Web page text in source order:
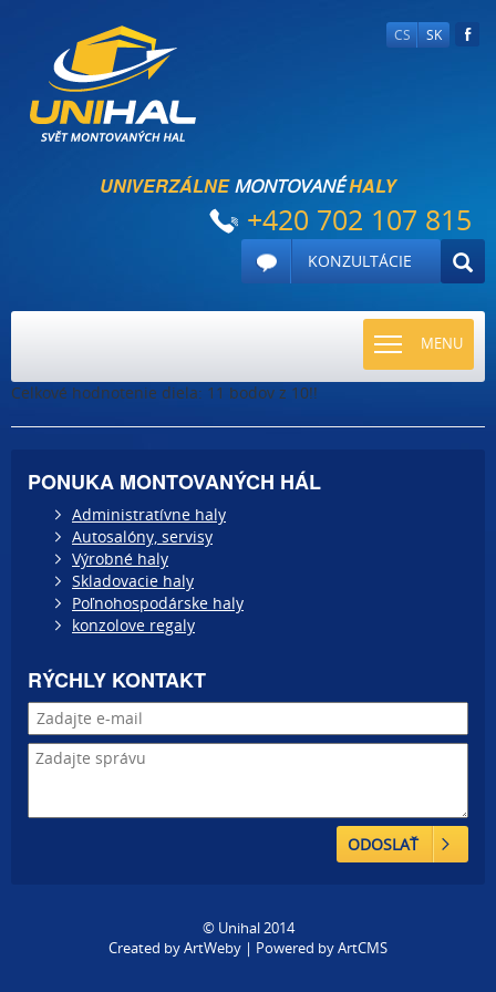
CS SK
UNIVERZÁLNEMONTOVANÉHALY
+420 702 107 815
KONZULTÁCIE
MENU
TOGGLE
Celkové hodnotenie diela: 11 bodov z 10!!
PONUKA MONTOVANÝCH HÁL
Administratívne haly
Autosalóny, servisy
Výrobné haly
Skladovacie haly
Poľnohospodárske haly
konzolove regaly
RÝCHLY KONTAKT
ODOSLAŤ
© Unihal 2014
Created byArtWeby | Powered byArtCMS